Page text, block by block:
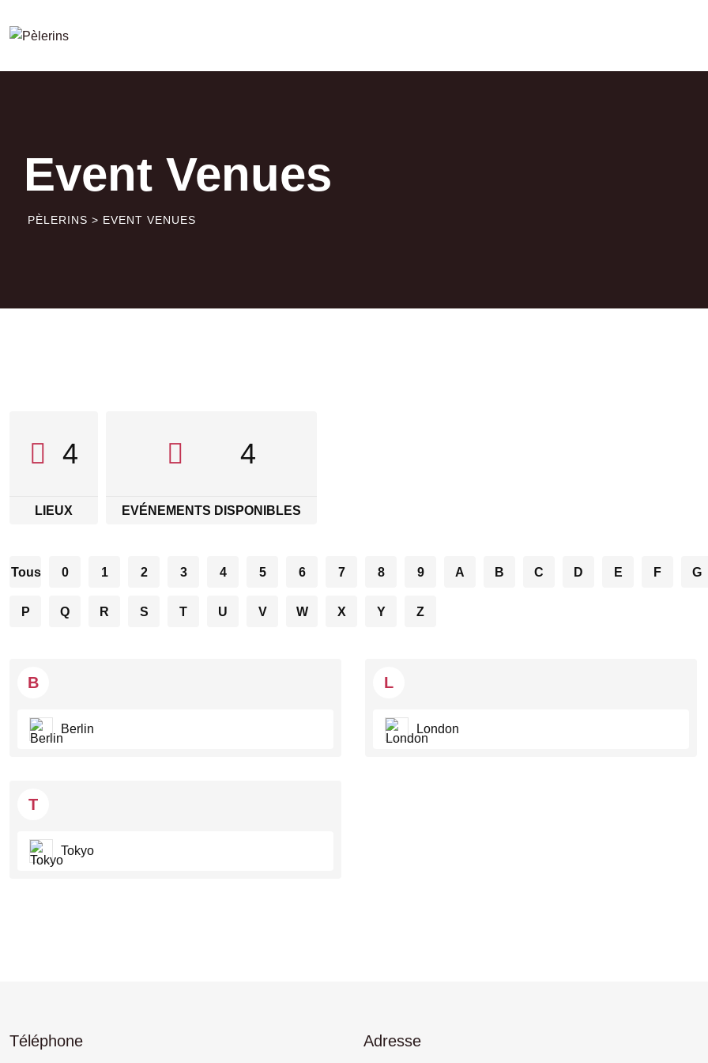
Event Venues
PÈLERINS > EVENT VENUES
4
LIEUX
4
EVÉNEMENTS DISPONIBLES
Tous 0 1 2 3 4 5 6 7 8 9 A B C D E F G
P Q R S T U V W X Y Z
B
Berlin
L
London
T
Tokyo
Téléphone Adresse